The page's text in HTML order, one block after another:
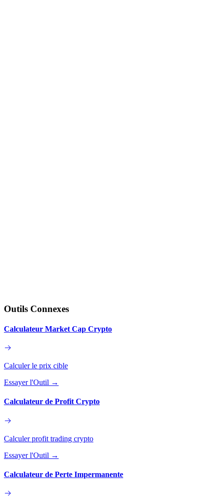
Outils Connexes
Calculateur Market Cap Crypto
Calculer le prix cible
Essayer l'Outil →
Calculateur de Profit Crypto
Calculer profit trading crypto
Essayer l'Outil →
Calculateur de Perte Impermanente